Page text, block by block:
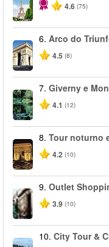
4.6 (75)
6. Arco do
4.5 (8)
7. Giverny e
4.1 (12)
8. Tour noturno
4.2 (10)
9. Outlet
3.9 (10)
10. City Tour &